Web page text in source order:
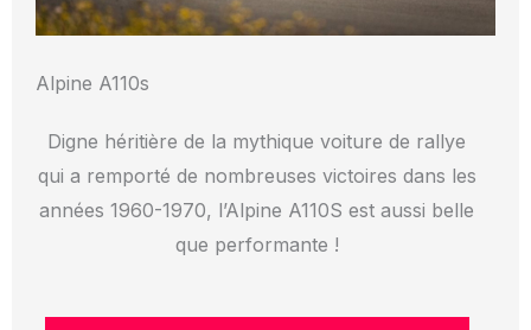
Alpine A110s
Digne héritière de la mythique voiture de rallye
qui a remporté de nombreuses victoires dans les
années 1960-1970, l’Alpine A110S est aussi belle
que performante !